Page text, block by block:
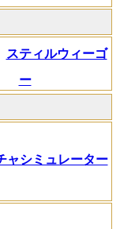
スティルウィーゴ
ー
ャシミュレーター